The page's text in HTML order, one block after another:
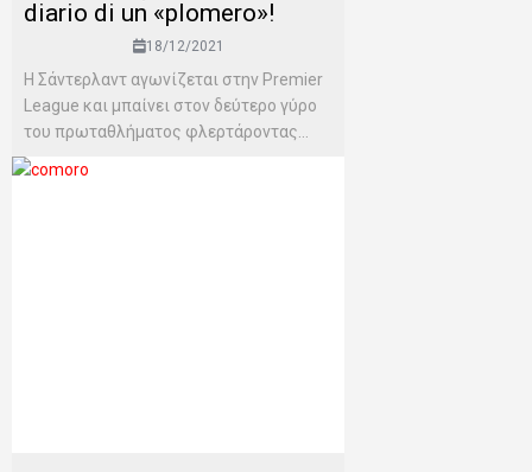
diario di un «plomero»!
18/12/2021
Η Σάντερλαντ αγωνίζεται στην Premier
League και μπαίνει στον δεύτερο γύρο
του πρωταθλήματος φλερτάροντας...